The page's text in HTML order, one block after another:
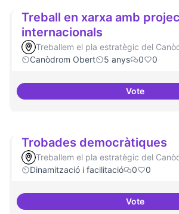
Treball en xarxa amb
internacionals
Treballem el pla estratègic del
Canòdrom Obert
5 anys 0 0
VoteTreball en
Trobades democràtiques
Treballem el pla estratègic del
Dinamització i facilitació
0 0
VoteTrobades